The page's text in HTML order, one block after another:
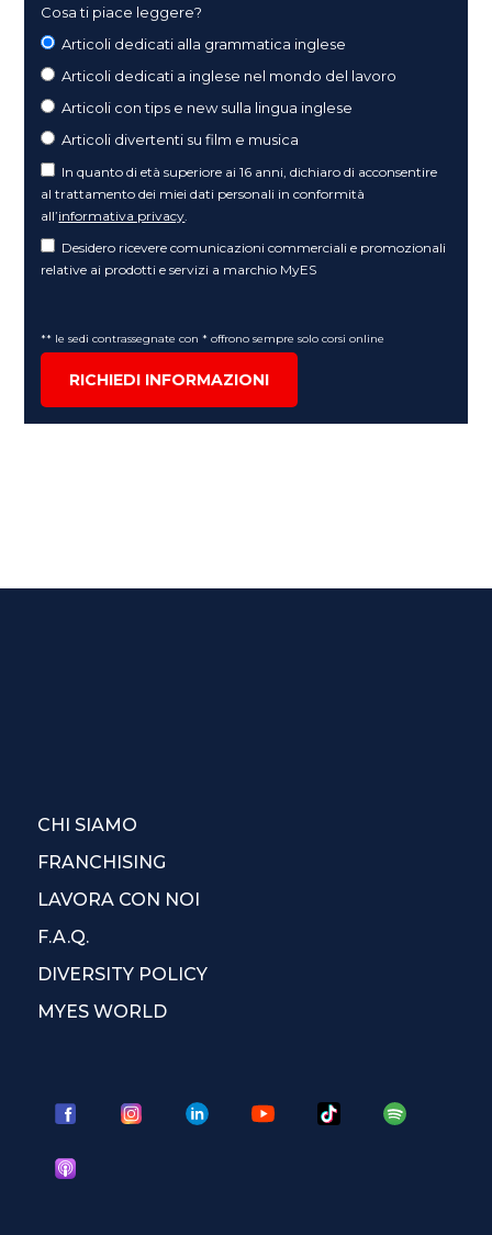
Cosa ti piace leggere?
Articoli dedicati alla grammatica inglese
Articoli dedicati a inglese nel mondo del lavoro
Articoli con tips e new sulla lingua inglese
Articoli divertenti su film e musica
In quanto di età superiore ai 16 anni, dichiaro di acconsentire
al trattamento dei miei dati personali in conformità
all’informativa privacy
Desidero ricevere comunicazioni commerciali e promozionali
relative ai prodotti e servizi a marchio MyES
** le sedi contrassegnate con * offrono sempre solo corsi online
RICHIEDI INFORMAZIONI
CHI SIAMO
FRANCHISING
LAVORA CON NOI
F.A.Q.
DIVERSITY POLICY
MYES WORLD